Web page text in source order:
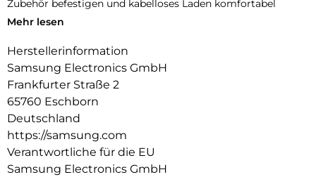
Zubehör befestigen und kabelloses Laden komfortabel
nutzen.
Mehr lesen
Herstellerinformation
Samsung Electronics GmbH
Frankfurter Straße 2
65760 Eschborn
Deutschland
https://samsung.com
Verantwortliche für die EU
Samsung Electronics GmbH